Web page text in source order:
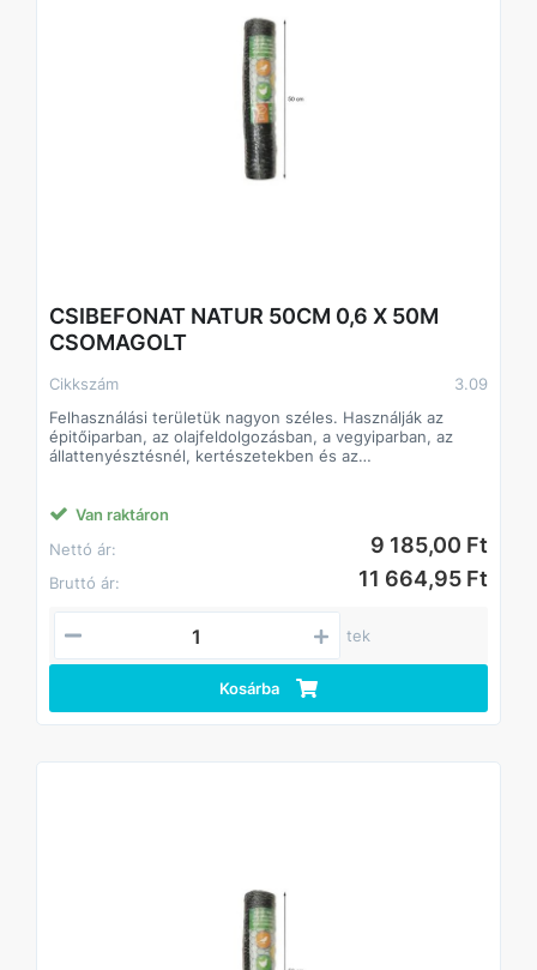
CSIBEFONAT NATUR 50CM 0,6 X 50M
CSOMAGOLT
Cikkszám
3.09
Felhasználási területük nagyon széles. Használják az
épitőiparban, az olajfeldolgozásban, a vegyiparban, az
állattenyésztésnél, kertészetekben és az
Van raktáron
Nettó ár:
9 185,00 Ft
Bruttó ár: 11 664,95 Ft
tek
Kosárba